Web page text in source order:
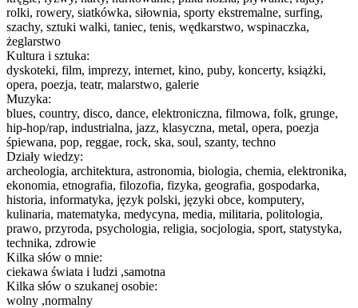
rolki, rowery, siatkówka, siłownia, sporty ekstremalne, surfing,
szachy, sztuki walki, taniec, tenis, wędkarstwo, wspinaczka,
żeglarstwo
Kultura i sztuka:
dyskoteki, film, imprezy, internet, kino, puby, koncerty, książki,
opera, poezja, teatr, malarstwo, galerie
Muzyka:
blues, country, disco, dance, elektroniczna, filmowa, folk, grunge,
hip-hop/rap, industrialna, jazz, klasyczna, metal, opera, poezja
śpiewana, pop, reggae, rock, ska, soul, szanty, techno
Działy wiedzy:
archeologia, architektura, astronomia, biologia, chemia, elektronika,
ekonomia, etnografia, filozofia, fizyka, geografia, gospodarka,
historia, informatyka, język polski, języki obce, komputery,
kulinaria, matematyka, medycyna, media, militaria, politologia,
prawo, przyroda, psychologia, religia, socjologia, sport, statystyka,
technika, zdrowie
Kilka słów o mnie:
ciekawa świata i ludzi ,samotna
Kilka słów o szukanej osobie:
wolny ,normalny